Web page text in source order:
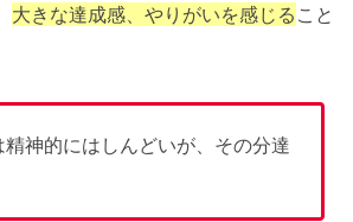
大きな達成感、やりがいを感じる こと
神的にはしんどいが、その分達